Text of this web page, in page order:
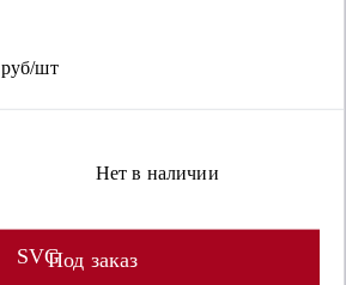
руб/шт
Нет в наличии
SVGПод заказ